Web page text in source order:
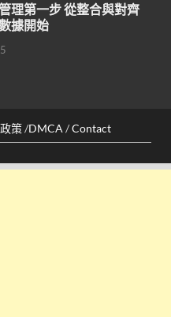
理第一步 從整合與對齊
據開始
策/DMCA /Contact